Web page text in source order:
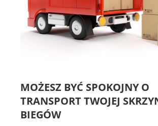
MOŻESZ BYĆ SPOKOJNY O
TRANSPORT TWOJEJ
BIEGÓW